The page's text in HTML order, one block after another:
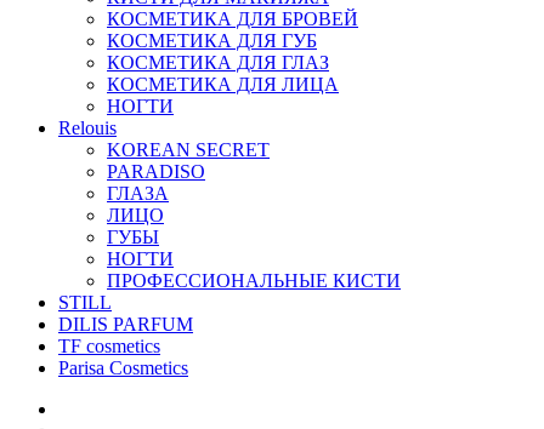
КОСМЕТИКА ДЛЯ БРОВЕЙ
КОСМЕТИКА ДЛЯ ГУБ
КОСМЕТИКА ДЛЯ ГЛАЗ
КОСМЕТИКА ДЛЯ ЛИЦА
НОГТИ
Relouis
KOREAN SECRET
PARADISO
ГЛАЗА
ЛИЦО
ГУБЫ
НОГТИ
ПРОФЕССИОНАЛЬНЫЕ КИСТИ
STILL
DILIS PARFUM
TF cosmetics
Parisa Cosmetics